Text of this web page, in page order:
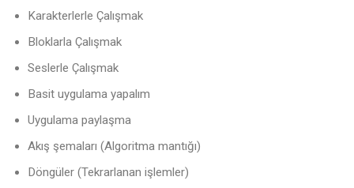
Karakterlerle Çalışmak
Bloklarla Çalışmak
Seslerle Çalışmak
Basit uygulama yapalım
Uygulama paylaşma
Akış şemaları (Algoritma mantığı)
Döngüler (Tekrarlanan işlemler)